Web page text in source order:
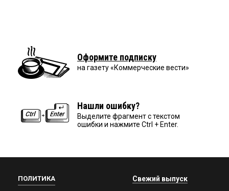
Оформите подписку
на газету «Коммерческие вести»
Нашли ошибку?
Выделите фрагмент с текстом
ошибки и нажмите Ctrl + Enter.
ПОЛИТИКА Свежий выпуск